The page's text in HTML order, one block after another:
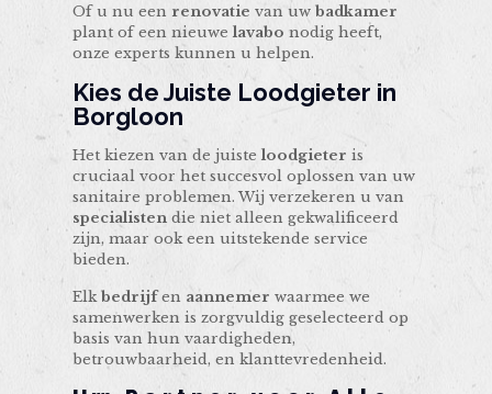
Of u nu een renovatie van uwbadkamer
plant of een nieuwelavabo nodig heeft,
onze experts kunnen u helpen.
Kies de Juiste Loodgieter in
Borgloon
Het kiezen van de juisteloodgieter is
cruciaal voor het succesvol oplossen van uw
sanitaire problemen. Wij verzekeren u van
specialisten die niet alleen gekwalificeerd
zijn, maar ook een uitstekende service
bieden.
Elkbedrijfen aannemer waarmee we
samenwerken is zorgvuldig geselecteerd op
basis van hun vaardigheden,
betrouwbaarheid, en klanttevredenheid.